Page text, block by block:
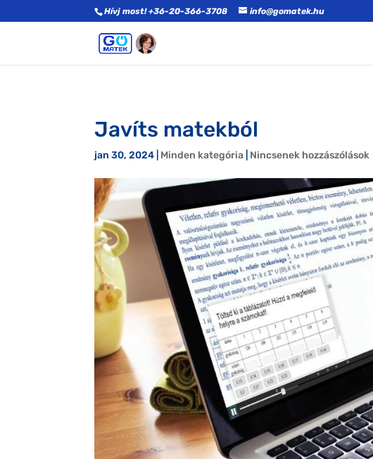
Hívj most! +36-20-366-3708 info@gomatek.hu
Javíts matekból
jan 30, 2024 Minden kategória Nincsenek hozzászólások